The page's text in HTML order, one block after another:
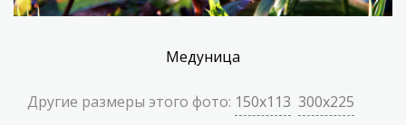
Медуница
Другие размеры этого фото: 150x113 300x225